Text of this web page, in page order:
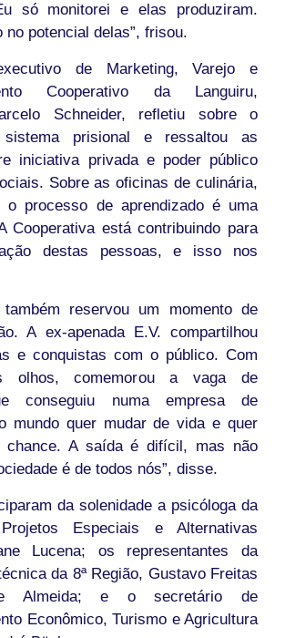
só monitorei e elas produziram.
no potencial delas”, frisou.
de Marketing, Varejo e
Cooperativo da Languiru,
Schneider, refletiu sobre o
prisional e ressaltou as
iniciativa privada e poder público
Sobre as oficinas de culinária,
o processo de aprendizado é uma
Cooperativa está contribuindo para
destas pessoas, e isso nos
reservou um momento de
A ex-apenada E.V. compartilhou
e conquistas com o público. Com
olhos, comemorou a vaga de
conseguiu numa empresa de
mundo quer mudar de vida e quer
chance. A saída é difícil, mas não
é de todos nós”, disse.
da solenidade a psicóloga da
Especiais e Alternativas
Lucena; os representantes da
da 8ª Região, Gustavo Freitas
Almeida; e o secretário de
Econômico, Turismo e Agricultura